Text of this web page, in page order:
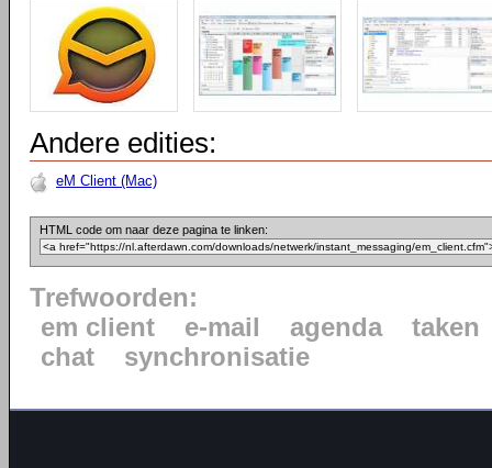
Andere edities:
eM Client (Mac)
HTML code om naar deze pagina te linken:
Trefwoorden:
em client
e-mail agenda
taken
chat
synchronisatie